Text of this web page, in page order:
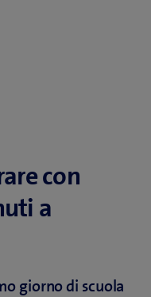
con
a
giorno di scuola